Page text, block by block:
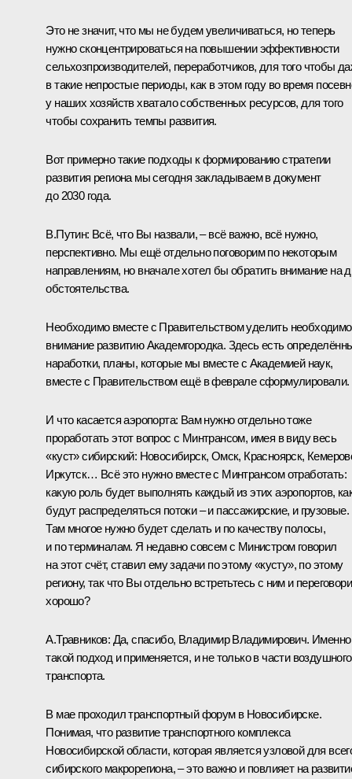
Это не значит, что мы не будем увеличиваться, но теперь
нужно сконцентрироваться на повышении эффективности
сельхозпроизводителей, переработчиков, для того чтобы
в такие непростые периоды, как в этом году во время
у наших хозяйств хватало собственных ресурсов, для того
чтобы сохранить темпы развития.
Вот примерно такие подходы к формированию стратегии
развития региона мы сегодня закладываем в документ
до 2030 года.
В.Путин: Всё, что Вы назвали, – всё важно, всё нужно,
перспективно. Мы ещё отдельно поговорим по некоторым
направлениям, но вначале хотел бы обратить внимание на
обстоятельства.
Необходимо вместе с Правительством уделить
внимание развитию Академгородка. Здесь есть
наработки, планы, которые мы вместе с Академией наук,
вместе с Правительством ещё в феврале сформулировали.
И что касается аэропорта: Вам нужно отдельно тоже
проработать этот вопрос с Минтрансом, имея в виду весь
«куст» сибирский: Новосибирск, Омск, Красноярск,
Иркутск… Всё это нужно вместе с Минтрансом отработать:
какую роль будет выполнять каждый из этих аэропортов,
будут распределяться потоки – и пассажирские, и грузовые.
Там многое нужно будет сделать и по качеству полосы,
и по терминалам. Я недавно совсем с Министром говорил
на этот счёт, ставил ему задачи по этому «кусту», по этому
региону, так что Вы отдельно встретьтесь с ним и
хорошо?
А.Травников: Да, спасибо, Владимир Владимирович. Именно
такой подход и применяется, и не только в части воздушного
транспорта.
В мае проходил транспортный форум в Новосибирске.
Понимая, что развитие транспортного комплекса
Новосибирской области, которая является узловой для
сибирского макрорегиона, – это важно и повлияет на